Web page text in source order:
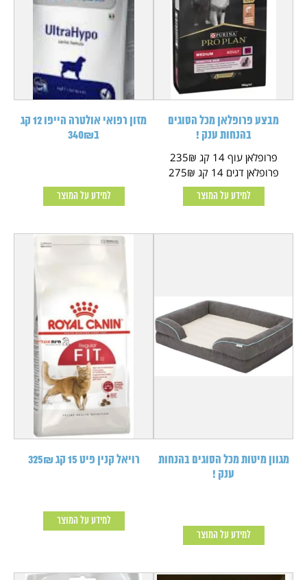
מבצע פרופלאן מכל הסוגים
בהנחות ענק !
פרופלאן עוף 14 קג 235₪
פרופלאן דגים 14 קג 275₪
למידע על המוצר
מזון רפואי אולטרה הייפו 12 קג
ב340₪
למידע על המוצר
מגוון מיטות מכל הסוגים בהנחות
ענק !
למידע על המוצר
רויאל קנין פיט 15 קג 325₪
למידע על המוצר